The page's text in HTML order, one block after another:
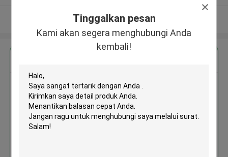
Tinggalkan pesan
Kami akan segera menghubungi Anda
kembali!
Lihat Lebih
MOQ： 1 Unite